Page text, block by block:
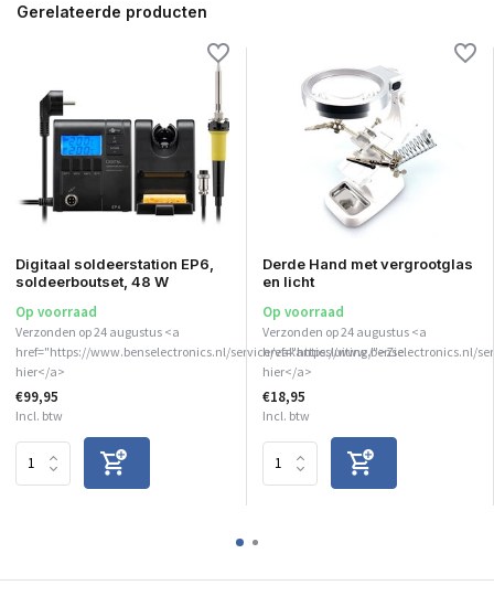
Gerelateerde producten
Digitaal soldeerstation EP6,
soldeerboutset, 48 W
Op voorraad
Verzonden op 24 augustus <a
href="https://www.benselectronics.nl/service/vakantiesluiting/">Zie
hier</a>
€99,95
Incl. btw
Derde Hand met vergrootglas
en licht
Op voorraad
Verzonden op 24 augustus <a
href="https://www.benselectronics.nl/
hier</a>
€18,95
Incl. btw